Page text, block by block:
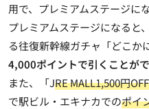
用で、プレミアムステージに
プレミアムステージになると
る往復新幹線ガチャ「どこか
4,000ポイントで引くことが
また、「JRE MALL1,500円
で駅ビル・エキナカでのポイ